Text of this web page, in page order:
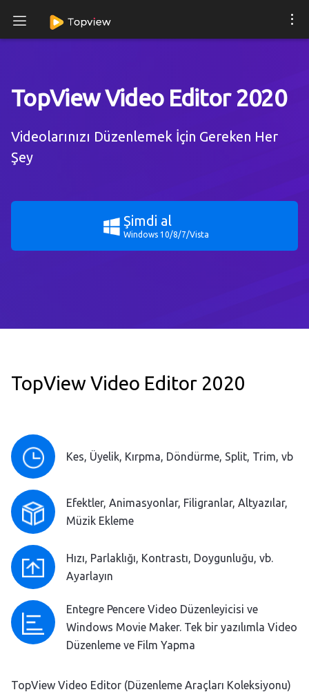
TopView Video Editor 2020
Videolarınızı Düzenlemek İçin Gereken Her
Şey
Şimdi al
Windows 10/8/7/Vista
TopView Video Editor 2020
Kes, Üyelik, Kırpma, Döndürme, Split, Trim, vb
Efektler, Animasyonlar, Filigranlar, Altyazılar,
Müzik Ekleme
Hızı, Parlaklığı, Kontrastı, Doygunluğu, vb.
Ayarlayın
Entegre Pencere Video Düzenleyicisi ve
Windows Movie Maker. Tek bir yazılımla Video
Düzenleme ve Film Yapma
TopView Video Editor (Düzenleme Araçları Koleksiyonu)